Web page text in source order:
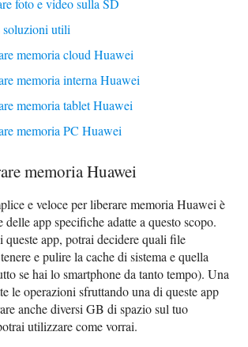
foto e video sulla SD
utili
memoria cloud Huawei
memoria interna Huawei
memoria tablet Huawei
memoria PC Huawei
memoria Huawei
e veloce per liberare memoria Huawei è
app specifiche adatte a questo scopo.
app, potrai decidere quali file
e pulire la cache di sistema e quella
se hai lo smartphone da tanto tempo). Una
le operazioni sfruttando una di queste app
anche diversi GB di spazio sul tuo
utilizzare come vorrai.